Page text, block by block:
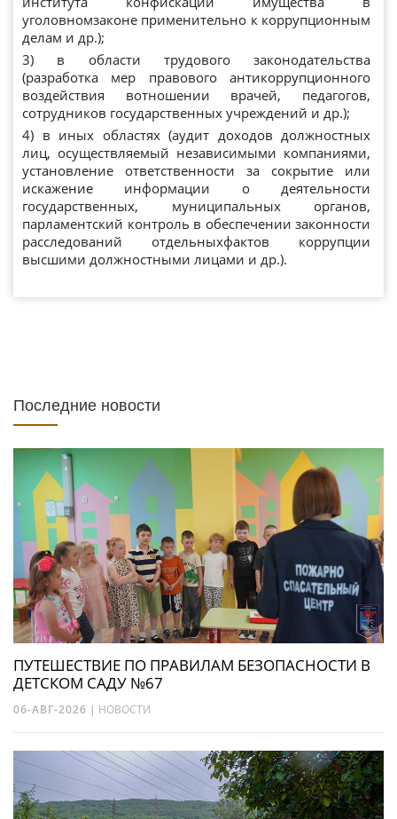
уголовномзаконе применительно к коррупционным
делам и др.);
3) в области трудового законодательства
(разработка мер правового антикоррупционного
воздействия вотношении врачей, педагогов,
сотрудников государственных учреждений и др.);
4) в иных областях (аудит доходов должностных
лиц, осуществляемый независимыми компаниями,
установление ответственности за сокрытие или
искажение информации о деятельности
государственных, муниципальных органов,
парламентский контроль в обеспечении законности
расследований отдельныхфактов коррупции
высшими должностными лицами и др.).
Последние новости
ПУТЕШЕСТВИЕ ПО ПРАВИЛАМ БЕЗОПАСНОСТИ В
ДЕТСКОМ САДУ №67
06-АВГ-2026 | НОВОСТИ